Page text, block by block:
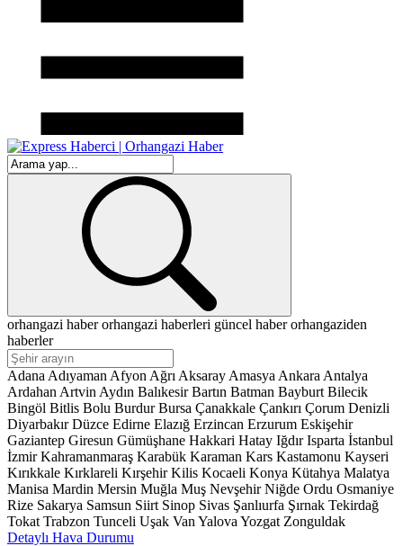
orhangazi haberorhangazi haberleri güncel haberorhangaziden
haberler
Adana Adıyaman Afyon Ağrı Aksaray Amasya Ankara Antalya
Ardahan Artvin Aydın Balıkesir Bartın Batman Bayburt Bilecik
Bingöl Bitlis Bolu Burdur Bursa Çanakkale Çankırı Çorum Denizli
Diyarbakır Düzce Edirne Elazığ Erzincan Erzurum Eskişehir
Gaziantep Giresun Gümüşhane Hakkari Hatay Iğdır Isparta İstanbul
İzmir Kahramanmaraş Karabük Karaman Kars Kastamonu Kayseri
Kırıkkale Kırklareli Kırşehir Kilis Kocaeli Konya Kütahya Malatya
Manisa Mardin Mersin Muğla Muş Nevşehir Niğde Ordu Osmaniye
Rize Sakarya Samsun Siirt Sinop Sivas Şanlıurfa Şırnak Tekirdağ
Tokat Trabzon Tunceli Uşak Van Yalova Yozgat Zonguldak
Detaylı Hava Durumu